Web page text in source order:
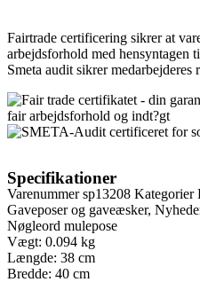
Fairtrade certificering sikrer at
arbejdsforhold med hensyntagen
Smeta audit sikrer medarbejderes
Specifikationer
Varenummersp13208 Kategorier
Gaveposer og gaveæsker,
Nøgleord mulepose
Vægt: 0.094 kg
Længde: 38 cm
Bredde: 40 cm